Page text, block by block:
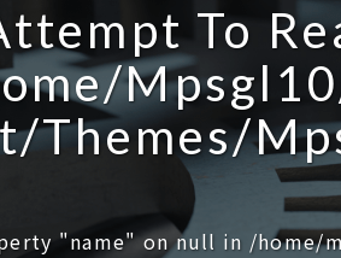
To
themes/
"name" on null in /home/